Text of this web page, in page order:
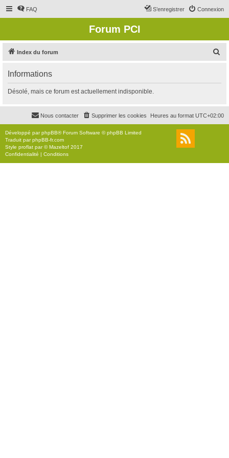
FAQ Connexion
S’enregistrer
Forum PCI
Index du forum
r
c
r
Informations
Désolé, mais ce forum est actuellement indisponible.
Heures au format UTC+02:00
Supprimer les cookies
Nous contacter
Développé parphpBB® Forum Software © phpBB Limited
Traduit parphpBB-fr.com
Style proflat par ©Mazeltof 2017
Confidentialité | Conditions